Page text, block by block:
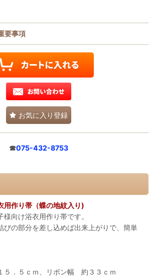
要事項
お気に入り登録
☎075-432-8753
用作り帯（蝶の地紋入り)
向け浴衣用作り帯です。
びの部分を差し込めば出来上がりで、簡単
．５ｃｍ、リボン幅 約３３ｃｍ